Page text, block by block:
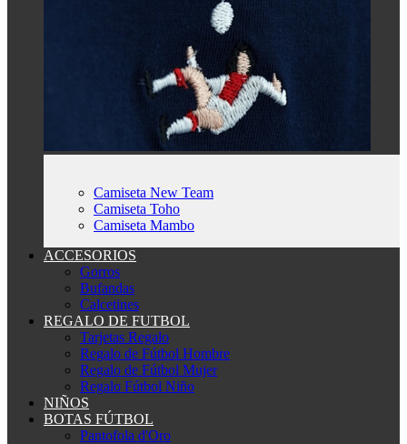
Camiseta New Team
Camiseta Toho
Camiseta Mambo
ACCESORIOS
Gorros
Bufandas
Calcetines
REGALO DE FUTBOL
Tarjetas Regalo
Regalo de Fútbol Hombre
Regalo de Fútbol Mujer
Regalo Fútbol Niño
NIÑOS
BOTAS FÚTBOL
Pantofola d'Oro